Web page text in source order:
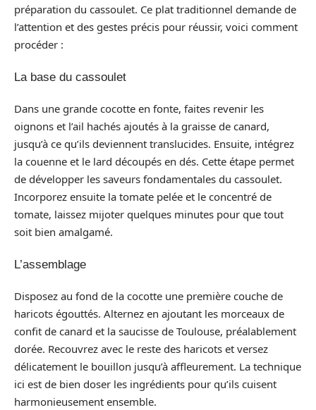
préparation du cassoulet. Ce plat traditionnel demande de
l’attention et des gestes précis pour réussir, voici comment
procéder :
La base du cassoulet
Dans une grande cocotte en fonte, faites revenir les
oignons et l’ail hachés ajoutés à la graisse de canard,
jusqu’à ce qu’ils deviennent translucides. Ensuite, intégrez
la couenne et le lard découpés en dés. Cette étape permet
de développer les saveurs fondamentales du cassoulet.
Incorporez ensuite la tomate pelée et le concentré de
tomate, laissez mijoter quelques minutes pour que tout
soit bien amalgamé.
L’assemblage
Disposez au fond de la cocotte une première couche de
haricots égouttés. Alternez en ajoutant les morceaux de
confit de canard et la saucisse de Toulouse, préalablement
dorée. Recouvrez avec le reste des haricots et versez
délicatement le bouillon jusqu’à affleurement. La technique
ici est de bien doser les ingrédients pour qu’ils cuisent
harmonieusement ensemble.